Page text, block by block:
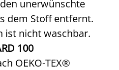
unerwünschte
dem Stoff entfernt.
ist nicht waschbar.
100
OEKO-TEX®